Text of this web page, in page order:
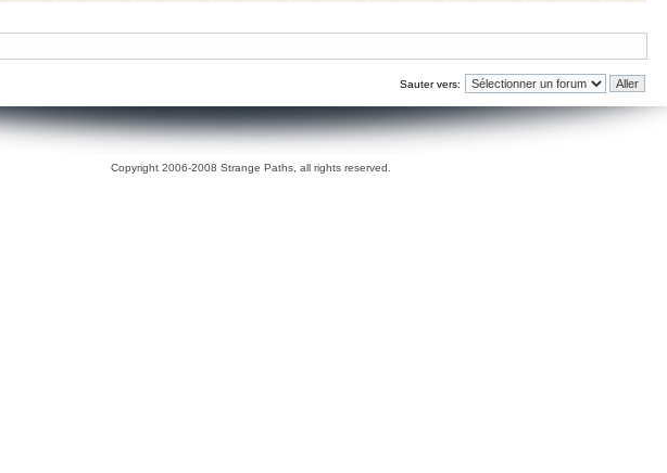
Sauter vers:
Copyright 2006-2008 Strange Paths, all rights reserved.